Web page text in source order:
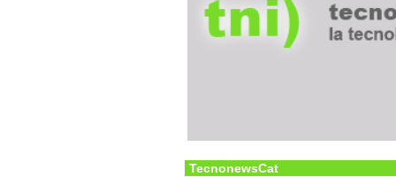
TecnonewsCat